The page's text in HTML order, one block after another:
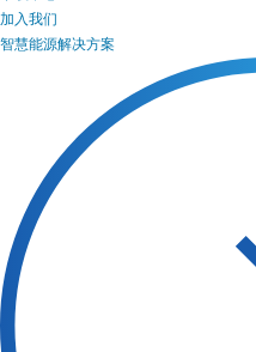
加入我们
智慧能源解决方案